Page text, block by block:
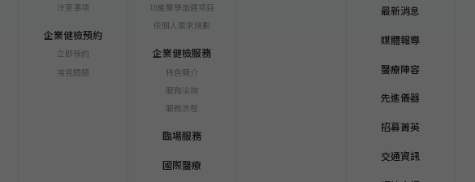
注意事項
企業健檢預約
立即預約
常見問題
功能醫學加選項目
依個人需求規劃
企業健檢服務
特色簡介
服務洽詢
服務流程
臨場服務
國際醫療
最新消息
媒體報導
醫療陣容
先進儀器
招募菁英
交通資訊